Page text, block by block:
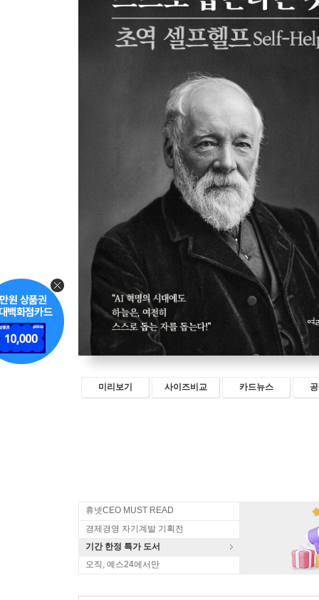
미리보기 사이즈비교 카드뉴스
휴넷CEO MUST READ
경제경영 자기계발 기획전
기간 한정 특가 도서
오직, 예스24에서만